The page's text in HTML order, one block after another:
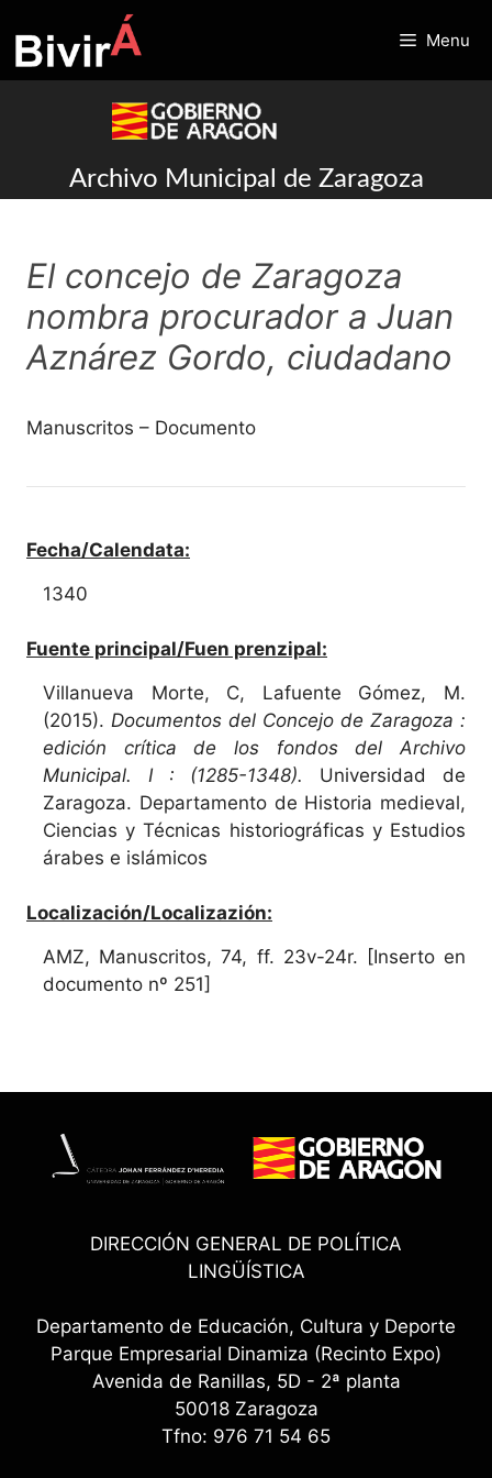
to
content
Menu
Archivo Municipal de Zaragoza
El concejo de Zaragoza
nombra procurador a Juan
Aznárez Gordo, ciudadano
Manuscritos – Documento
Fecha/Calendata:
1340
Fuente principal/Fuen prenzipal:
Villanueva Morte, C, Lafuente Gómez, M.
(2015). Documentos del Concejo de Zaragoza :
edición crítica de los fondos del Archivo
Municipal. I : (1285-1348).
Universidad de
Zaragoza. Departamento de Historia medieval,
Ciencias y Técnicas historiográficas y Estudios
árabes e islámicos
Localización/Localizazión:
AMZ, Manuscritos, 74, ff. 23v-24r. [Inserto en
documento nº 251]
DIRECCIÓN GENERAL DE POLÍTICA
LINGÜÍSTICA
Departamento de Educación, Cultura y Deporte
Parque Empresarial Dinamiza (Recinto Expo)
Avenida de Ranillas, 5D - 2ª planta
50018 Zaragoza
Tfno: 976 71 54 65